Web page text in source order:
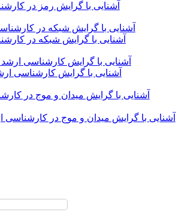
آشنایی با گرایش رمز در
آشنایی با گرایش شبکه در
آشنایی با گرایش کارشناسی
آشنایی با گرایش میدان و موج در